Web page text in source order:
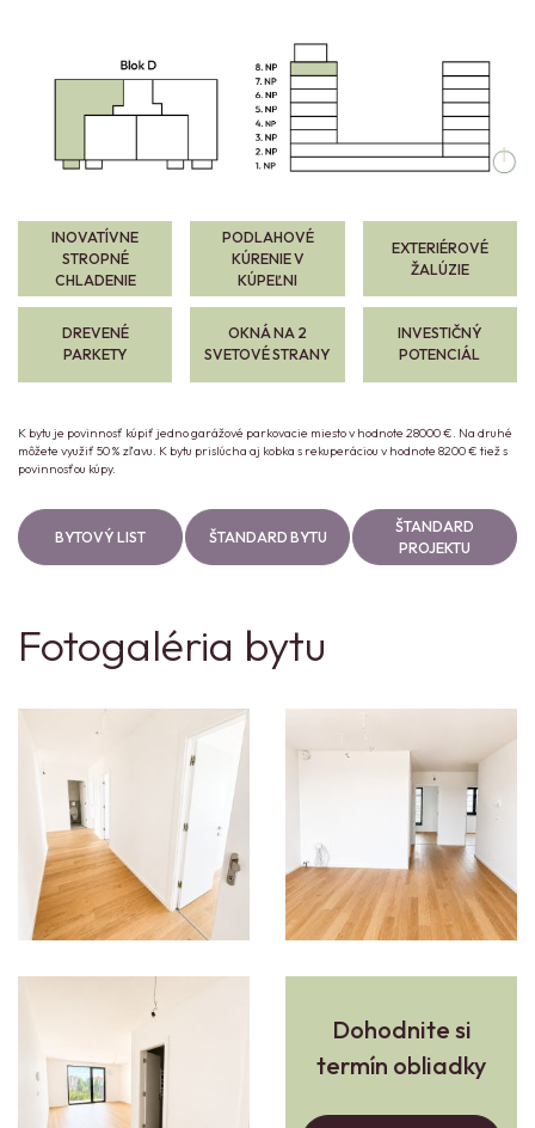
INOVATÍVNE
STROPNÉ
CHLADENIE
PODLAHOVÉ
KÚRENIE V
KÚPEĽNI
EXTERIÉROVÉ
ŽALÚZIE
DREVENÉ
PARKETY
OKNÁ NA 2
SVETOVÉ STRANY
INVESTIČNÝ
POTENCIÁL
K bytu je povinnosť kúpiť jedno garážové parkovacie miesto v hodnote 28000 €. Na druhé
môžete využiť 50 % zľavu. K bytu prislúcha aj kobka s rekuperáciou v hodnote 8200 € tiež s
povinnosťou kúpy.
BYTOVÝ LIST ŠTANDARD BYTU
ŠTANDARD
PROJEKTU
Fotogaléria bytu
Dohodnite si
termín obliadky